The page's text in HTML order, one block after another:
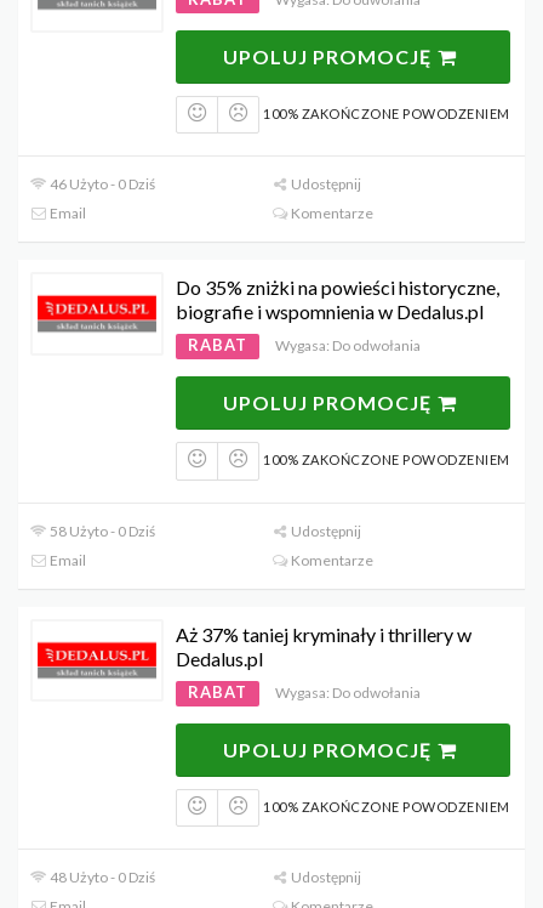
UPOLUJ PROMOCJĘ
100% ZAKOŃCZONE POWODZENIEM
46 Użyto - 0 Dziś
Udostępnij
Email
Komentarze
Do 35% zniżki na powieści historyczne,
biografie i wspomnienia w Dedalus.pl
RABAT Wygasa: Do odwołania
UPOLUJ PROMOCJĘ
100% ZAKOŃCZONE POWODZENIEM
58 Użyto - 0 Dziś
Udostępnij
Email
Komentarze
Aż 37% taniej kryminały i thrillery w
Dedalus.pl
RABAT Wygasa: Do odwołania
UPOLUJ PROMOCJĘ
100% ZAKOŃCZONE POWODZENIEM
48 Użyto - 0 Dziś
Udostępnij